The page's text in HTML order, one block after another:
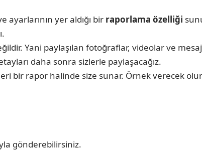
ayarlarının yer aldığı bir raporlama özelliği
Yani paylaşılan fotoğraflar, videolar ve
daha sonra sizlerle paylaşacağız.
bir rapor halinde size sunar. Örnek verecek
gönderebilirsiniz.